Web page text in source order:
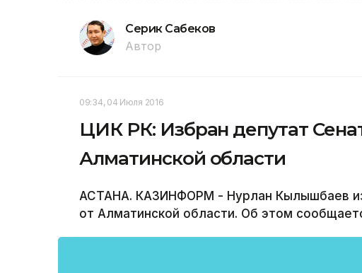
Серик Сабеков
Автор
09:34, 04 Июля 2016
ЦИК РК: Избран депутат
Алматинской области
АСТАНА. КАЗИНФОРМ - Нурлан Кылышбаев
от Алматинской области. Об этом